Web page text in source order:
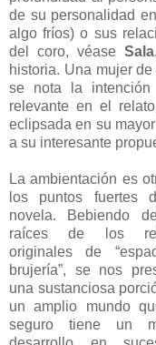
de su personalidad
algo fríos) o sus
del coro, véase Sala
historia. Una mujer
se nota la
relevante en el
eclipsada en su
a su interesante
La ambientación es
los puntos fuertes
novela. Bebiendo
raíces de los
originales de
brujería”, se nos
una sustanciosa
un amplio mundo
seguro tiene un